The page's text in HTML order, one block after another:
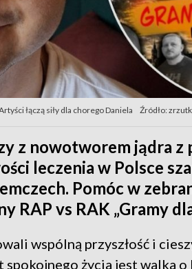
łączą siły dla chorego Daniela Źródło:
z nowotworem jądra z
leczenia w Polsce
Pomóc w
vs RAK „Gramy
wspólną przyszłość i
spokojnego życia jest walka